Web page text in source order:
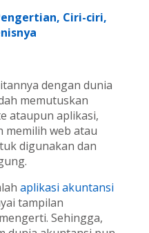
Ciri-ciri,
dengan dunia
memutuskan
ataupun aplikasi,
memilih web atau
digunakan dan
aplikasi akuntansi
tampilan
Sehingga,